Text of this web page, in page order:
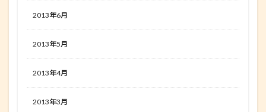
2013年6月
2013年5月
2013年4月
2013年3月